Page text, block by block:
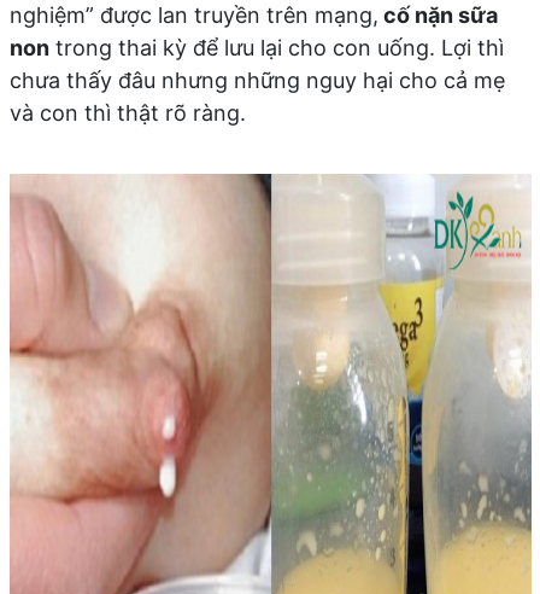
nghiệm” được lan truyền trên mạng, cố nặn sữa
nontrong thai kỳ để lưu lại cho con uống. Lợi thì
chưa thấy đâu nhưng những nguy hại cho cả mẹ
và con thì thật rõ ràng.